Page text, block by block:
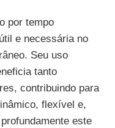
por tempo
e necessária no
Seu uso
tanto
contribuindo para
flexível e,
este